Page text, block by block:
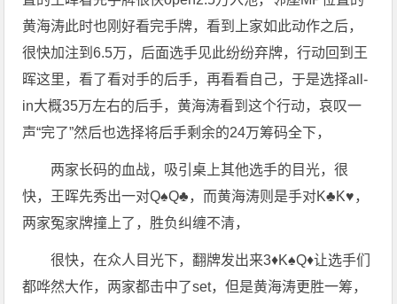
黄海涛此时也刚好看完手牌，看到上家如此动作之后，
很快加注到6.5万，后面选手见此纷纷弃牌，行动回到王
晖这里，看了看对手的后手，再看看自己，于是选择all-
in大概35万左右的后手，黄海涛看到这个行动，哀叹一
声“完了”然后也选择将后手剩余的24万筹码全下，
两家长码的血战，吸引桌上其他选手的目光，很
快，王晖先秀出一对Q♠️Q♣️，而黄海涛则是手对K♣️K♥️，
两家冤家牌撞上了，胜负纠缠不清，
很快，在众人目光下，翻牌发出来3♦️K♠️Q♦️让选手们
都哗然大作，两家都击中了set，但是黄海涛更胜一筹，